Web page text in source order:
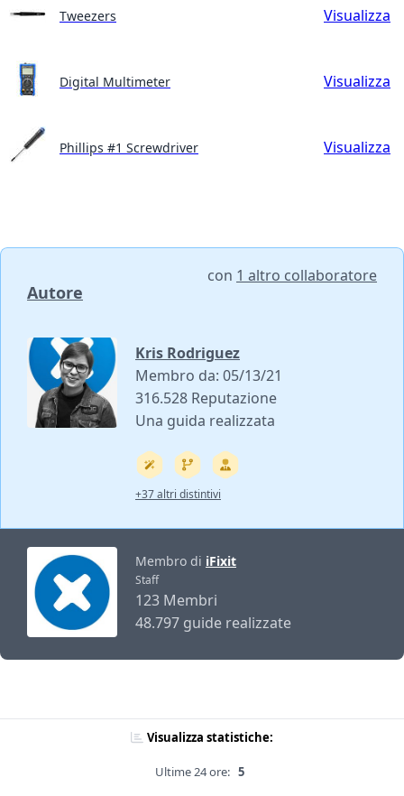
Tweezers Visualizza
Digital Multimeter Visualizza
Phillips #1 Screwdriver Visualizza
Autore
con 1 altro collaboratore
Kris Rodriguez
Membro da: 05/13/21
316.528 Reputazione
Una guida realizzata
+37 altri distintivi
Membro di iFixit
Staff
123 Membri
48.797 guide realizzate
Visualizza statistiche:
Ultime 24 ore: 5